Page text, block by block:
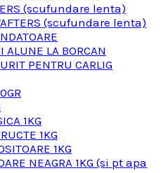
(scufundare lenta)
(scufundare lenta)
ALUNE LA BORCAN
PENTRU CARLIG
1KG
1KG
1KG
NEAGRA 1KG (si pt apa